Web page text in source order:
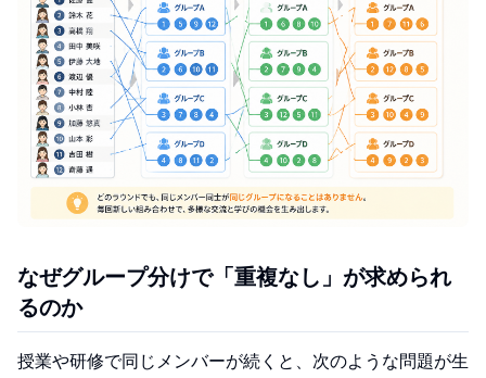
なぜグループ分けで「重複なし」が求められ
るのか
授業や研修で同じメンバーが続くと、次のような問題が生